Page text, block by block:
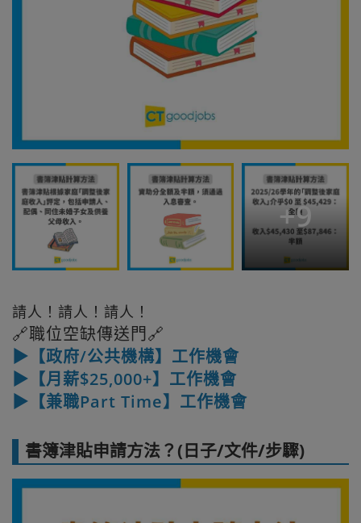
+9
請人！請人！請人！
🔗職位空缺傳送門🔗
▶【政府/公共機構】工作機會
▶【月薪$25,000+】工作機會
▶【兼職Part Time】工作機會
書簿津貼申請方法？(日子/文件/步驟)